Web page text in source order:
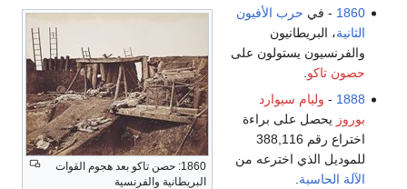
1860: حصن تاكو بعد هجوم القوات
البريطانية والفرنسية
1860 - في حرب الأفيون
الثانية، البريطانيون
والفرنسيون يستولون على
حصون تاكو
1888
- وليام سيوارد
بوروز يحصل على براءة
اختراع رقم 388,116
للموديل الذي اخترعه من
الآلة الحاسبة